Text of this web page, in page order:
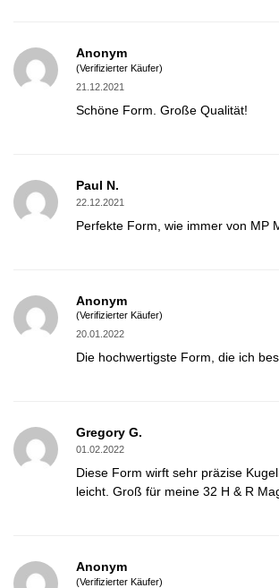
Anonym
(Verifizierter Käufer)
21.12.2021
Schöne Form. Große Qualität!
Paul N.
22.12.2021
Perfekte Form, wie immer von MP
Anonym
(Verifizierter Käufer)
20.01.2022
Die hochwertigste Form, die ich
Gregory G.
01.02.2022
Diese Form wirft sehr präzise
leicht. Groß für meine 32 H & R
Anonym
(Verifizierter Käufer)